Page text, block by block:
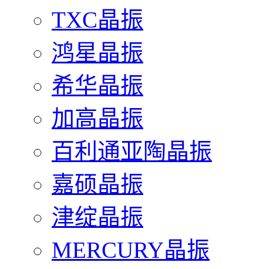
TXC晶振
鸿星晶振
希华晶振
加高晶振
百利通亚陶晶振
嘉硕晶振
津绽晶振
MERCURY晶振